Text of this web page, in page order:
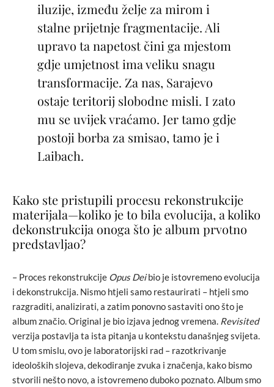
iluzije, između želje za mirom i
stalne prijetnje fragmentacije. Ali
upravo ta napetost čini ga mjestom
gdje umjetnost ima veliku snagu
transformacije. Za nas, Sarajevo
ostaje teritorij slobodne misli. I zato
mu se uvijek vraćamo. Jer tamo gdje
postoji borba za smisao, tamo je i
Laibach.
Kako ste pristupili procesu rekonstrukcije
materijala—koliko je to bila evolucija, a koliko
dekonstrukcija onoga što je album prvotno
predstavljao?
– Proces rekonstrukcije Opus Deibio je istovremeno evolucija
i dekonstrukcija. Nismo htjeli samo restaurirati – htjeli smo
razgraditi, analizirati, a zatim ponovno sastaviti ono što je
album značio. Original je bio izjava jednog vremena. Revisited
verzija postavlja ta ista pitanja u kontekstu današnjeg svijeta.
U tom smislu, ovo je laboratorijski rad – razotkrivanje
ideoloških slojeva, dekodiranje zvuka i značenja, kako bismo
stvorili nešto novo, a istovremeno duboko poznato. Album smo